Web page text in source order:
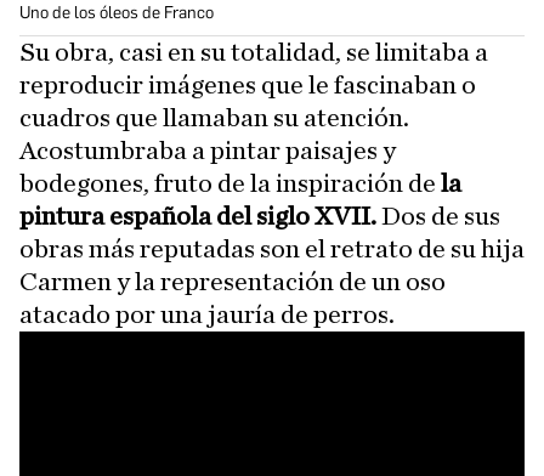
Uno de los óleos de Franco
Su obra, casi en su totalidad, se limitaba a
reproducir imágenes que le fascinaban o
cuadros que llamaban su atención.
Acostumbraba a pintar paisajes y
bodegones, fruto de la inspiración de la
pintura española del siglo XVII.Dos de sus
obras más reputadas son el retrato de su hija
Carmen y la representación de un oso
atacado por una jauría de perros.